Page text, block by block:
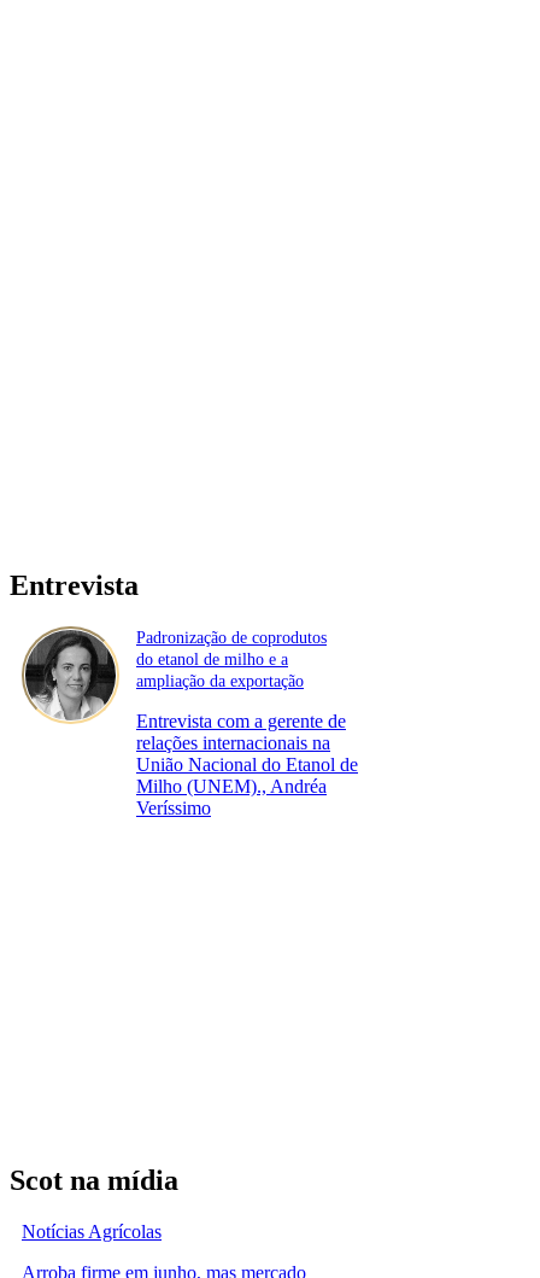
Entrevista
Padronização de coprodutos
do etanol de milho e a
ampliação da exportação
Entrevista com a gerente de
relações internacionais na
União Nacional do Etanol de
Milho (UNEM)., Andréa
Veríssimo
Scot na mídia
Notícias Agrícolas
Arroba firme em junho, mas mercado